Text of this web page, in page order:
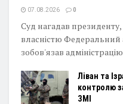
07.08.2026 0
Суд нагадав
власністю
зобов'язав
Ліван та
контролю
ЗМІ